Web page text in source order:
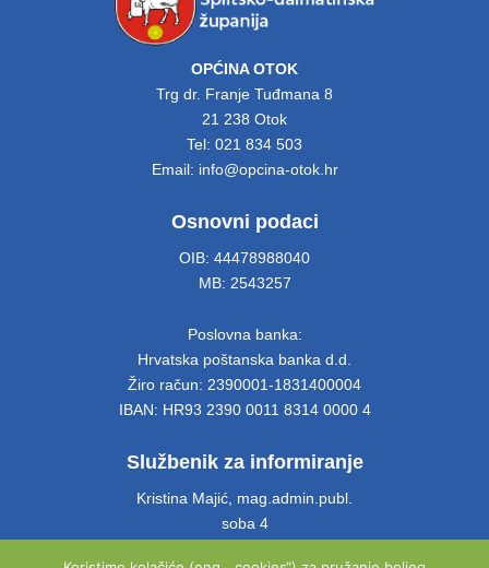
OPĆINA OTOK
Trg dr. Franje Tuđmana 8
21 238 Otok
Tel: 021 834 503
Email: info@opcina-otok.hr
Osnovni podaci
OIB: 44478988040
MB: 2543257
Poslovna banka:
Hrvatska poštanska banka d.d.
Žiro račun: 2390001-1831400004
IBAN: HR93 2390 0011 8314 0000 4
Službenik za informiranje
Kristina Majić, mag.admin.publ.
soba 4